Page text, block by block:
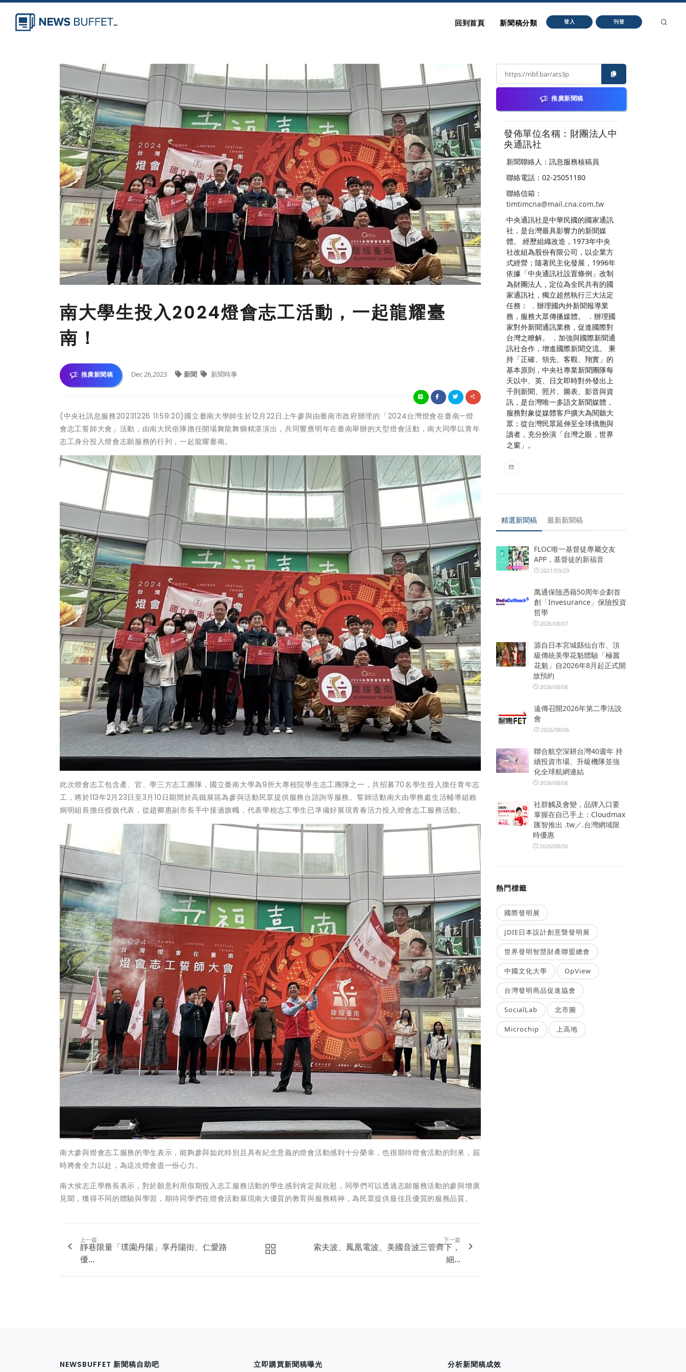
回到首頁 新聞稿分類 登入 刊登
南大學生投入2024燈會志工活動，一起龍耀臺
南！
推廣新聞稿 Dec 26,2023 新聞 新聞時事
(中央社訊息服務20231226 11:59:20)國立臺南大學師生於12月22日上午參與由臺南市政府辦理的「2024台灣燈會在臺南—燈
會志工誓師大會」活動，由南大民俗隊擔任開場舞龍舞獅精湛演出，共同響應明年在臺南舉辦的大型燈會活動，南大同學以青年
志工身分投入燈會志願服務的行列，一起龍耀臺南。
此次燈會志工包含產、官、學三方志工團隊，國立臺南大學為9所大專校院學生志工團隊之一，共招募70名學生投入擔任青年志
工，將於113年2月23日至3月10日期間於高鐵展區為參與活動民眾提供服務台諮詢等服務。誓師活動南大由學務處生活輔導組賴
炯明組長擔任授旗代表，從趙卿惠副市長手中接過旗幟，代表學校志工學生已準備好展現青春活力投入燈會志工服務活動。
南大參與燈會志工服務的學生表示，能夠參與如此特別且具有紀念意義的燈會活動感到十分榮幸，也很期待燈會活動的到來，屆
時將會全力以赴，為這次燈會盡一份心力。
南大侯志正學務長表示，對於願意利用假期投入志工服務活動的學生感到肯定與欣慰，同學們可以透過志願服務活動的參與增廣
見聞，獲得不同的體驗與學習，期待同學們在燈會活動展現南大優質的教育與服務精神，為民眾提供最佳且優質的服務品質。
上一篇
靜巷限量「璞園丹陽」享丹陽街、仁愛路
優...
下一篇
索夫波、鳳凰電波、美國音波三管齊下，
細...
推廣新聞稿
發佈單位名稱：財團法人中
央通訊社
新聞聯絡人：訊息服務核稿員
聯絡電話：02-25051180
聯絡信箱：
timtimcna@mail.cna.com.tw
中央通訊社是中華民國的國家通訊
社，是台灣最具影響力的新聞媒
體。 經歷組織改造，1973年中央
社改組為股份有限公司，以企業方
式經營；隨著民主化發展，1996年
依據「中央通訊社設置條例」改制
為財團法人，定位為全民共有的國
家通訊社，獨立超然執行三大法定
任務： ．辦理國內外新聞報導業
務，服務大眾傳播媒體。 ．辦理國
家對外新聞通訊業務，促進國際對
台灣之瞭解。 ．加強與國際新聞通
訊社合作，增進國際新聞交流。 秉
持「正確、領先、客觀、翔實」的
基本原則，中央社專業新聞團隊每
天以中、英、日文即時對外發出上
千則新聞、照片、圖表、影音與資
訊，是台灣唯一多語文新聞媒體，
服務對象從媒體客戶擴大為閱聽大
眾；從台灣民眾延伸至全球僑胞與
讀者，充分扮演「台灣之眼，世界
之窗」。
精選新聞稿 最新新聞稿
FLOC唯一基督徒專屬交友
APP，基督徒的新福音
2021/03/29
萬通保險憑藉50周年企劃首
創「Invesurance」保險投資
哲學
2026/08/07
源自日本宮城縣仙台市、頂
級傳統美學花魁體驗「極麗
花魁」自2026年8月起正式開
放預約
2026/08/06
遠傳召開2026年第二季法說
會
2026/08/06
聯合航空深耕台灣40週年 持
續投資市場、升級機隊並強
化全球航網連結
2026/08/06
社群觸及會變，品牌入口要
掌握在自己手上：Cloudmax
匯智推出 .tw／.台灣網域限
時優惠
2026/08/06
熱門標籤
國際發明展
JDIE日本設計創意暨發明展
世界發明智慧財產聯盟總會
中國文化大學 OpView
台灣發明商品促進協會
SocialLab 北市圖
Microchip 上高地
NEWSBUFFET 新聞稿自助吧 立即購買新聞稿曝光 分析新聞稿成效